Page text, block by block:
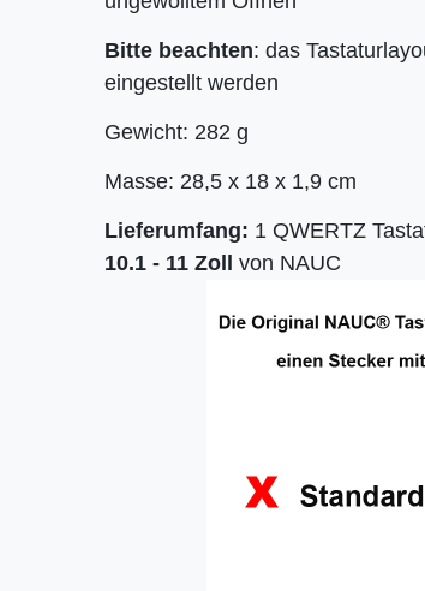
Bitte beachten: das
eingestellt werden
Gewicht: 282 g
Masse: 28,5 x 18 x 1,9 cm
Lieferumfang: 1 QWERTZ
10.1 - 11 Zoll von NAUC